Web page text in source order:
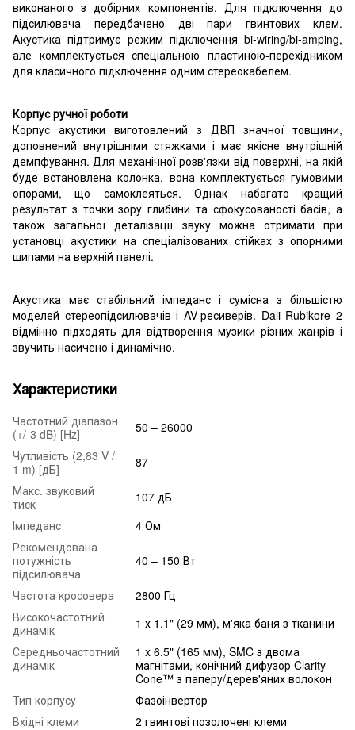
виконаного з добірних компонентів. Для підключення до
підсилювача передбачено дві пари гвинтових клем.
Акустика підтримує режим підключення bi-wiring/bi-amping,
але комплектується спеціальною пластиною-перехідником
для класичного підключення одним стереокабелем.
Корпус ручної роботи
Корпус акустики виготовлений з ДВП значної товщини,
доповнений внутрішніми стяжками і має якісне внутрішній
демпфування. Для механічної розв'язки від поверхні, на якій
буде встановлена ​​колонка, вона комплектується гумовими
опорами, що самоклеяться. Однак набагато кращий
результат з точки зору глибини та сфокусованості басів, а
також загальної деталізації звуку можна отримати при
установці акустики на спеціалізованих стійках з опорними
шипами на верхній панелі.
Акустика має стабільний імпеданс і сумісна з більшістю
моделей стереопідсилювачів і AV-ресиверів. Dali Rubikore 2
відмінно підходять для відтворення музики різних жанрів і
звучить насичено і динамічно.
Характеристики
Частотний діапазон
(+/-3 dB) [Hz]
50 – 26000
Чутливість (2,83 V /
1 m) [дБ]
87
Макс. звуковий
тиск
107 дБ
Імпеданс
4 Ом
Рекомендована
потужність
підсилювача
40 – 150 Вт
Частота кросовера
2800 Гц
Високочастотний
динамік
1 х 1.1" (29 мм), м'яка баня з тканини
Середньочастотний
динамік
1 x 6.5" (165 мм), SMC з двома
магнітами, конічний дифузор Clarity
Cone™ з паперу/дерев'яних волокон
Тип корпусу
Фазоінвертор
Вхідні клеми
2 гвинтові позолочені клеми